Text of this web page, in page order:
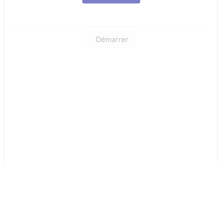
Démarrer